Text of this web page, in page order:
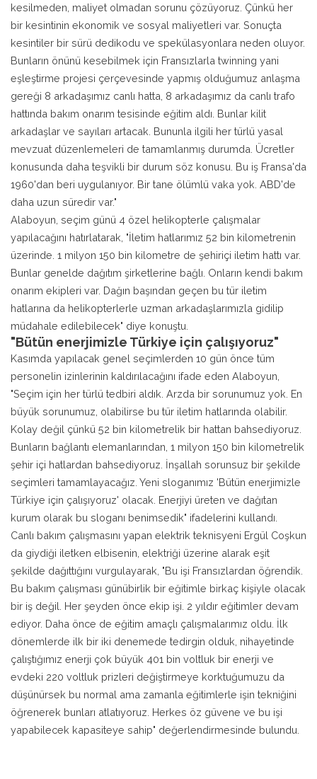
kesilmeden, maliyet olmadan sorunu çözüyoruz. Çünkü her
bir kesintinin ekonomik ve sosyal maliyetleri var. Sonuçta
kesintiler bir sürü dedikodu ve spekülasyonlara neden oluyor.
Bunların önünü kesebilmek için Fransızlarla twinning yani
eşleştirme projesi çerçevesinde yapmış olduğumuz anlaşma
gereği 8 arkadaşımız canlı hatta, 8 arkadaşımız da canlı trafo
hattında bakım onarım tesisinde eğitim aldı. Bunlar kilit
arkadaşlar ve sayıları artacak. Bununla ilgili her türlü yasal
mevzuat düzenlemeleri de tamamlanmış durumda. Ücretler
konusunda daha teşvikli bir durum söz konusu. Bu iş Fransa'da
1960'dan beri uygulanıyor. Bir tane ölümlü vaka yok. ABD'de
daha uzun süredir var."
Alaboyun, seçim günü 4 özel helikopterle çalışmalar
yapılacağını hatırlatarak, "İletim hatlarımız 52 bin kilometrenin
üzerinde. 1 milyon 150 bin kilometre de şehiriçi iletim hattı var.
Bunlar genelde dağıtım şirketlerine bağlı. Onların kendi bakım
onarım ekipleri var. Dağın başından geçen bu tür iletim
hatlarına da helikopterlerle uzman arkadaşlarımızla gidilip
müdahale edilebilecek" diye konuştu.
"Bütün enerjimizle Türkiye için çalışıyoruz"
Kasımda yapılacak genel seçimlerden 10 gün önce tüm
personelin izinlerinin kaldırılacağını ifade eden Alaboyun,
"Seçim için her türlü tedbiri aldık. Arzda bir sorunumuz yok. En
büyük sorunumuz, olabilirse bu tür iletim hatlarında olabilir.
Kolay değil çünkü 52 bin kilometrelik bir hattan bahsediyoruz.
Bunların bağlantı elemanlarından, 1 milyon 150 bin kilometrelik
şehir içi hatlardan bahsediyoruz. İnşallah sorunsuz bir şekilde
seçimleri tamamlayacağız. Yeni sloganımız 'Bütün enerjimizle
Türkiye için çalışıyoruz' olacak. Enerjiyi üreten ve dağıtan
kurum olarak bu sloganı benimsedik" ifadelerini kullandı.
Canlı bakım çalışmasını yapan elektrik teknisyeni Ergül Coşkun
da giydiği iletken elbisenin, elektriği üzerine alarak eşit
şekilde dağıttığını vurgulayarak, "Bu işi Fransızlardan öğrendik.
Bu bakım çalışması günübirlik bir eğitimle birkaç kişiyle olacak
bir iş değil. Her şeyden önce ekip işi. 2 yıldır eğitimler devam
ediyor. Daha önce de eğitim amaçlı çalışmalarımız oldu. İlk
dönemlerde ilk bir iki denemede tedirgin olduk, nihayetinde
çalıştığımız enerji çok büyük 401 bin voltluk bir enerji ve
evdeki 220 voltluk prizleri değiştirmeye korktuğumuzu da
düşünürsek bu normal ama zamanla eğitimlerle işin tekniğini
öğrenerek bunları atlatıyoruz. Herkes öz güvene ve bu işi
yapabilecek kapasiteye sahip" değerlendirmesinde bulundu.